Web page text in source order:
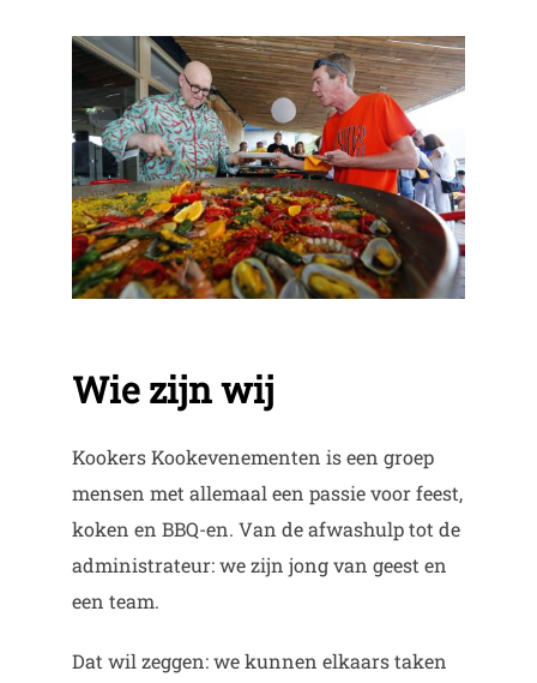
Wie zijn wij
Kookers Kookevenementen is een groep
mensen met allemaal een passie voor feest,
koken en BBQ-en. Van de afwashulp tot de
administrateur: we zijn jong van geest en
een team.
Dat wil zeggen: we kunnen elkaars taken